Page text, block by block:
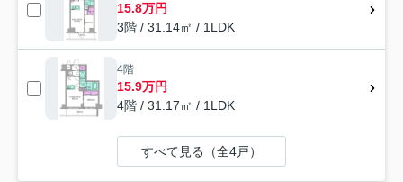
15.8万円
3階 / 31.14㎡ / 1LDK
4階
15.9万円
4階 / 31.17㎡ / 1LDK
すべて見る（全4戸）